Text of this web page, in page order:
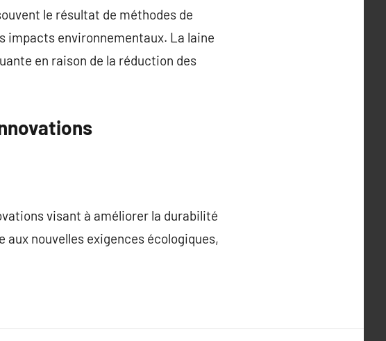
le résultat de méthodes de
impacts environnementaux. La laine
en raison de la réduction des
visant à améliorer la durabilité
aux nouvelles exigences écologiques,